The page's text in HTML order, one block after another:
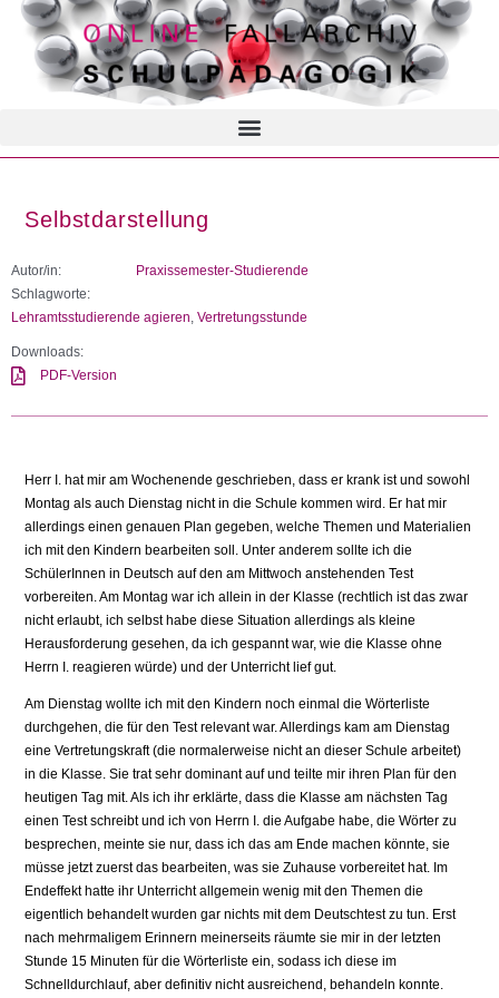
Selbstdarstellung
Autor/in:
Praxissemester-Studierende
Schlagworte:
Lehramtsstudierende agieren Vertretungsstunde
Downloads:
PDF-Version
Herr I. hat mir am Wochenende geschrieben, dass er krank ist und sowohl
Montag als auch Dienstag nicht in die Schule kommen wird. Er hat mir
allerdings einen genauen Plan gegeben, welche Themen und Materialien
ich mit den Kindern bearbeiten soll. Unter anderem sollte ich die
SchülerInnen in Deutsch auf den am Mittwoch anstehenden Test
vorbereiten. Am Montag war ich allein in der Klasse (rechtlich ist das zwar
nicht erlaubt, ich selbst habe diese Situation allerdings als kleine
Herausforderung gesehen, da ich gespannt war, wie die Klasse ohne
Herrn I. reagieren würde) und der Unterricht lief gut.
Am Dienstag wollte ich mit den Kindern noch einmal die Wörterliste
durchgehen, die für den Test relevant war. Allerdings kam am Dienstag
eine Vertretungskraft (die normalerweise nicht an dieser Schule arbeitet)
in die Klasse. Sie trat sehr dominant auf und teilte mir ihren Plan für den
heutigen Tag mit. Als ich ihr erklärte, dass die Klasse am nächsten Tag
einen Test schreibt und ich von Herrn I. die Aufgabe habe, die Wörter zu
besprechen, meinte sie nur, dass ich das am Ende machen könnte, sie
müsse jetzt zuerst das bearbeiten, was sie Zuhause vorbereitet hat. Im
Endeffekt hatte ihr Unterricht allgemein wenig mit den Themen die
eigentlich behandelt wurden gar nichts mit dem Deutschtest zu tun. Erst
nach mehrmaligem Erinnern meinerseits räumte sie mir in der letzten
Stunde 15 Minuten für die Wörterliste ein, sodass ich diese im
Schnelldurchlauf, aber definitiv nicht ausreichend, behandeln konnte.